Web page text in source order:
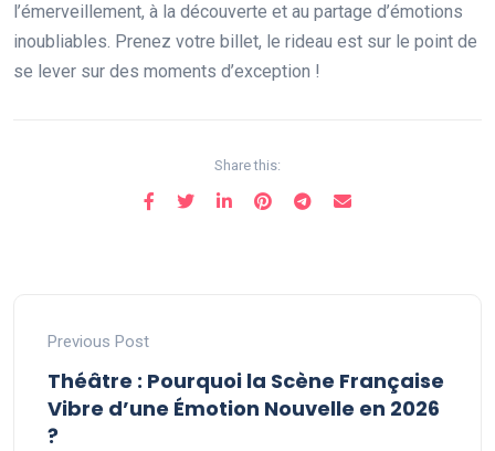
l’émerveillement, à la découverte et au partage d’émotions
inoubliables. Prenez votre billet, le rideau est sur le point de
se lever sur des moments d’exception !
Share this:
Previous Post
Théâtre : Pourquoi la Scène Française
Vibre d’une Émotion Nouvelle en 2026
?